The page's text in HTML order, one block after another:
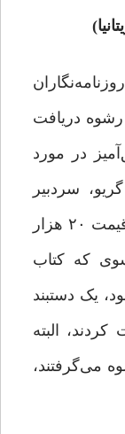
)
از روزنامه‌نگاران
دریافت
در مورد
سردبیر
مجله نیوزویک، دو قطعه فرش به قیمت ۲۰ هزار
که کتاب
یک دستبند
کردند، البته
می‌گرفتند،